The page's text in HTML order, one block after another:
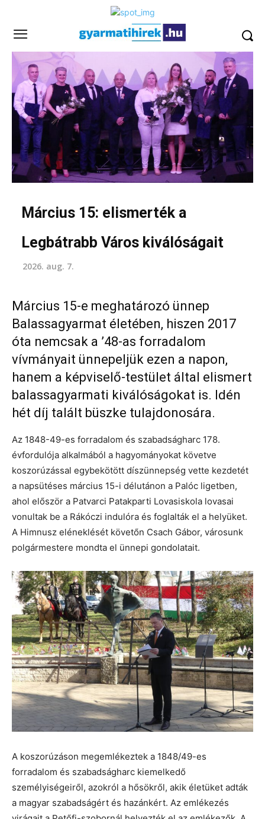
Március 15: elismerték a
Legbátrabb Város kiválóságait
2026. aug. 7.
Március 15-e meghatározó ünnep
Balassagyarmat életében, hiszen 2017
óta nemcsak a ’48-as forradalom
vívmányait ünnepeljük ezen a napon,
hanem a képviselő-testület által elismert
balassagyarmati kiválóságokat is. Idén
hét díj talált büszke tulajdonosára.
Az 1848-49-es forradalom és szabadságharc 178.
évfordulója alkalmából a hagyományokat követve
koszorúzással egybekötött díszünnepség vette kezdetét
a napsütéses március 15-i délutánon a Palóc ligetben,
ahol először a Patvarci Patakparti Lovasiskola lovasai
vonultak be a Rákóczi indulóra és foglalták el a helyüket.
A Himnusz eléneklését követőn Csach Gábor, városunk
polgármestere mondta el ünnepi gondolatait.
A koszorúzáson megemlékeztek a 1848/49-es
forradalom és szabadságharc kiemelkedő
személyiségeiről, azokról a hősökről, akik életüket adták
a magyar szabadságért és hazánkért. Az emlékezés